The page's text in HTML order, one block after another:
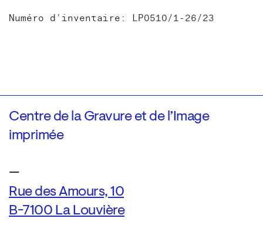
Numéro d'inventaire: LP0510/1-26/23
Centre de la Gravure et de l’Image
imprimée
—
Rue des Amours, 10
B-7100 La Louvière